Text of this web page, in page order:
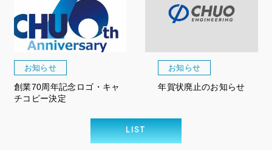
お知らせ
創業70周年記念ロゴ・キャ
チコピー決定
お知らせ
年賀状廃止のお知らせ
LIST